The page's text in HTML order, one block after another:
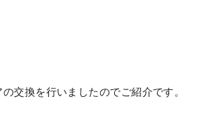
交換を行いましたのでご紹介です。